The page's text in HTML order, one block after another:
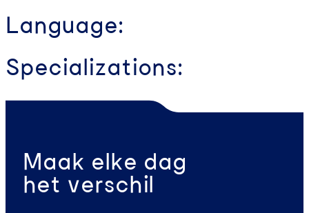
Language:
Specializations:
Maak elke dag
het verschil